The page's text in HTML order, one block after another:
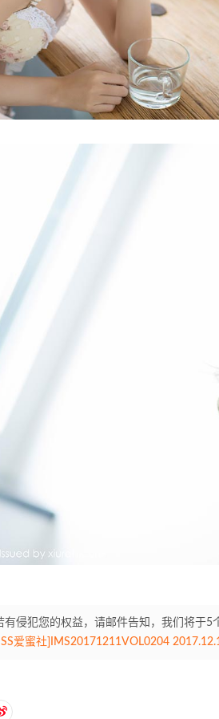
有侵犯您的权益，请邮件告知，我们将于
爱蜜社]IMS20171211VOL0204